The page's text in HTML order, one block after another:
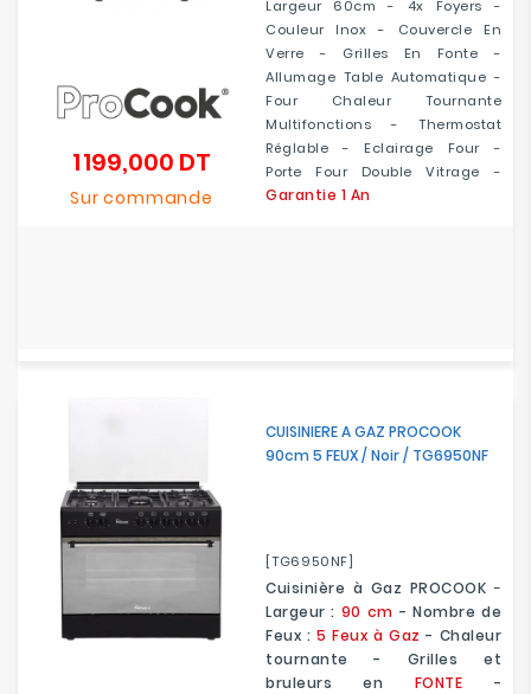
Largeur 60cm - 4x Foyers -
Couleur Inox - Couvercle En
Verre - Grilles En Fonte -
Allumage Table Automatique -
Four Chaleur Tournante
Multifonctions - Thermostat
Réglable - Eclairage Four -
Porte Four Double Vitrage -
Garantie 1 An
1 199,000 DT
Sur commande
CUISINIERE A GAZ PROCOOK
90cm 5 FEUX / Noir / TG6950NF
[TG6950NF]
Cuisinière à Gaz PROCOOK -
Largeur : 90 cm - Nombre de
Feux : 5 Feux à Gaz - Chaleur
tournante - Grilles et
bruleurs en FONTE -